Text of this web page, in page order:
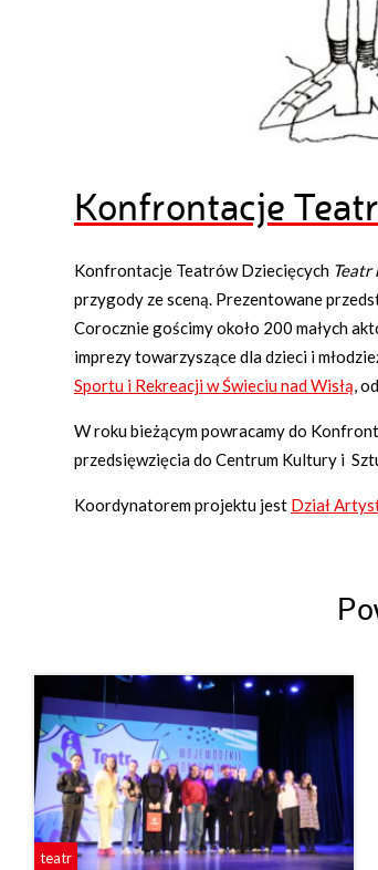
Konfrontacje
Konfrontacje Teatrów Dziecięcych Teatr
przygody ze sceną. Prezentowane
Corocznie gościmy około 200 małych
imprezy towarzyszące dla dzieci i
Sportu i Rekreacji w Świeciu nad Wisłą ,
W roku bieżącym powracamy do
przedsięwzięcia do Centrum Kultury i
Koordynatorem projektu jest Dział
teatr